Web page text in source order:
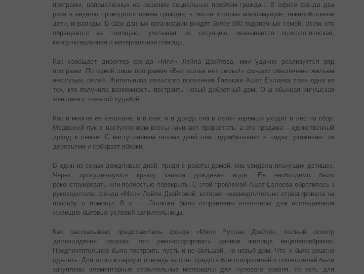
программ, направленных на решение социальных проблем граждан.
В офисе фонда два
раза в неделю проводится прием граждан, в числе которых малоимущие, тяжелобольные
дети, инвалиды. В базу данных организации входят более 800 подопечных семей. Всем, кто
обращается за помощью, учитывая их ситуацию, оказывается психологическая,
консультационная и материальная помощь.
Как сообщает директор фонда «Мял» Лейла Дзейтова, ими удачно реализуется ряд
программ. По одной лишь программе «Без жилья нет семьи!» фондом обеспечены жильем
несколько семей. Жительница сельского поселения Галашки Ашат Евлоева тоже одна из
тех, кто получила возможность построить новый добротный дом. Она обычная ингушская
женщина с тяжелой судьбой.
Как и многие ее сельчане, и в снег, и в дождь она в сезон черемши уходит в лес на сбор.
Медвежий лук с наступлением весны начинает прорастать, а его продажа – единственный
доход в семье. С наступлением теплых дней она подрабатывает в садах, ухаживает за
деревьями и собирает яблоки.
В один из серых дождливых дней, придя с работы домой, она увидела плачущих детишек.
Через прохудившуюся крышу капала дождевая вода. Её необходимо было
реконструировать или полностью перекрыть. С этой проблемой Ашат Евлоева обратилась к
руководителю фонда «Мял» Лейле Дзейтовой, которая незамедлительно отреагировала на
просьбу о помощи. В с. п. Галашки были отправлены волонтеры для исследования
жилищно-бытовых условий заявительницы.
Как рассказывает представитель фонда «Мял» Руслан Дзейтов, полный осмотр
домовладения показал, что реконструировать данное жилище нецелесообразно.
Предпочтительнее было построить пусть и не большой, но новый дом. Что и было решено
сделать. Для этого в первую очередь за счет средств благотворителей и попечителей были
закуплены элементарные строительные материалы для нулевого уровня, то есть для